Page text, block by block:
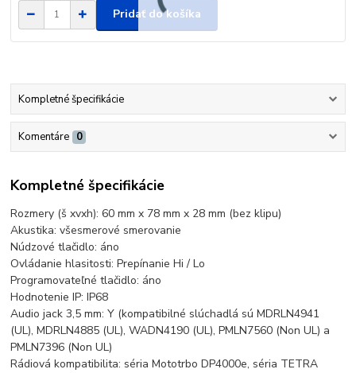
Pridať do košíka
Kompletné špecifikácie
Komentáre 0
Kompletné špecifikácie
Rozmery (š xvxh): 60 mm x 78 mm x 28 mm (bez klipu)
Akustika: všesmerové smerovanie
Núdzové tlačidlo: áno
Ovládanie hlasitosti: Prepínanie Hi / Lo
Programovateľné tlačidlo: áno
Hodnotenie IP: IP68
Audio jack 3,5 mm: Y (kompatibilné slúchadlá sú MDRLN4941
(UL), MDRLN4885 (UL), WADN4190 (UL), PMLN7560 (Non UL) a
PMLN7396 (Non UL)
Rádiová kompatibilita: séria Mototrbo DP4000e, séria TETRA